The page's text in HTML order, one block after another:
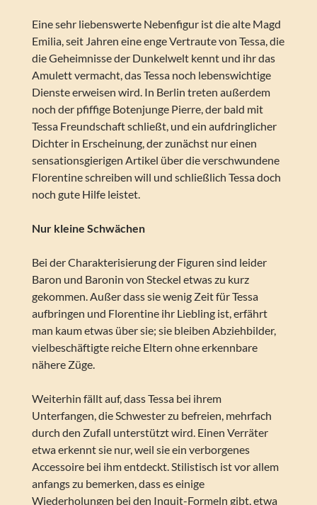
Eine sehr liebenswerte Nebenfigur ist die alte Magd
Emilia, seit Jahren eine enge Vertraute von Tessa, die
die Geheimnisse der Dunkelwelt kennt und ihr das
Amulett vermacht, das Tessa noch lebenswichtige
Dienste erweisen wird. In Berlin treten außerdem
noch der pfiffige Botenjunge Pierre, der bald mit
Tessa Freundschaft schließt, und ein aufdringlicher
Dichter in Erscheinung, der zunächst nur einen
sensationsgierigen Artikel über die verschwundene
Florentine schreiben will und schließlich Tessa doch
noch gute Hilfe leistet.
Nur kleine Schwächen
Bei der Charakterisierung der Figuren sind leider
Baron und Baronin von Steckel etwas zu kurz
gekommen. Außer dass sie wenig Zeit für Tessa
aufbringen und Florentine ihr Liebling ist, erfährt
man kaum etwas über sie; sie bleiben Abziehbilder,
vielbeschäftigte reiche Eltern ohne erkennbare
nähere Züge.
Weiterhin fällt auf, dass Tessa bei ihrem
Unterfangen, die Schwester zu befreien, mehrfach
durch den Zufall unterstützt wird. Einen Verräter
etwa erkennt sie nur, weil sie ein verborgenes
Accessoire bei ihm entdeckt. Stilistisch ist vor allem
anfangs zu bemerken, dass es einige
Wiederholungen bei den Inquit-Formeln gibt, etwa